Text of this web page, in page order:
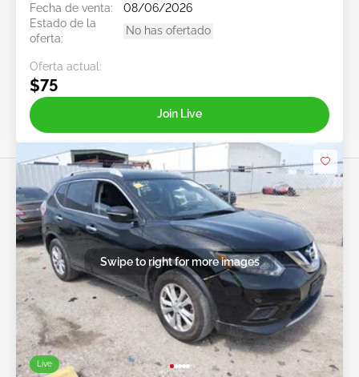
Fecha de venta:
08/06/2026
Estado de la
oferta:
No has ofertado
Oferta actual:
$75
Join Live
Live
Swipe to right for more images